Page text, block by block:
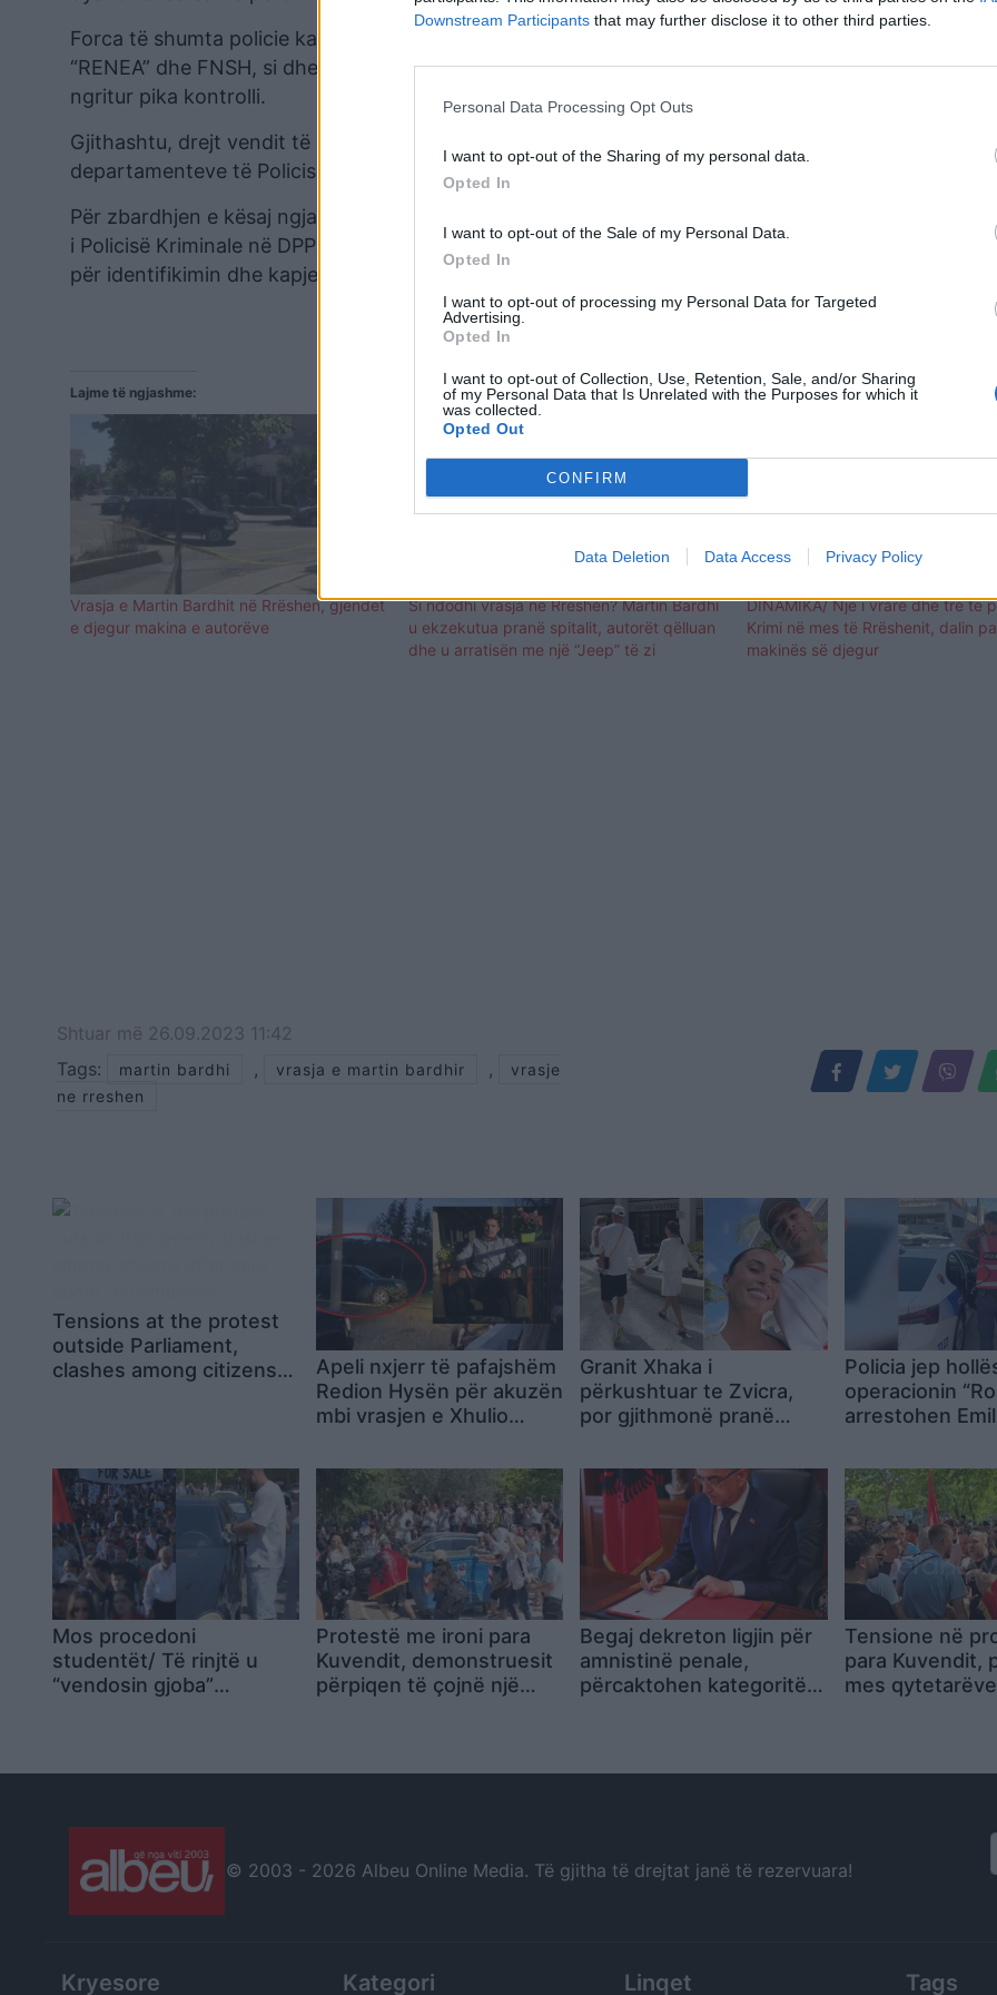
Downstream Participants that may further disclose it to other third parties.
Personal Data Processing Opt Outs
I want to opt-out of the Sharing of my personal data.
Opted In
I want to opt-out of the Sale of my Personal Data.
Opted In
I want to opt-out of processing my Personal Data for Targeted
Advertising.
Opted In
I want to opt-out of Collection, Use, Retention, Sale, and/or Sharing
of my Personal Data that Is Unrelated with the Purposes for which it
was collected.
Opted Out
CONFIRM
Data Deletion Data Access Privacy Policy
Forca të shumta policie kanë rrethuar zonën dhe në ndihmë të Policisë lokale, janë nisur Forcat
“RENEA” dhe FNSH, si dhe në Rrugën e Kombit, në drejtim të Kukësit, të Laçit, Lezhës dhe Dibrës,
ngritur pika kontrolli.
Gjithashtu, drejt vendit të ngjarjes janë nisur Zv/drejtori i Përgjithshëm i Policisë së Shtetit dhe
departamenteve të Policisë Kriminale, si dhe të Rendit dhe Sigurisë Publike.
Për zbardhjen e kësaj ngjarjeje është ngritur një grup i posaçëm hetimor, me specialistë nga
i Policisë Kriminale në DPPSH dhe nga Policia vendore, dhe në drejtimin e prokurorit, vijon puna
për identifikimin dhe kapjen e autorëve./albeu.com
Lajme të ngjashme:
Vrasja e Martin Bardhit në Rrëshen, gjendet
e djegur makina e autorëve
Si ndodhi vrasja në Rrëshen? Martin Bardhi
u ekzekutua pranë spitalit, autorët qëlluan
dhe u arratisën me një “Jeep” të zi
DINAMIKA/ Një i vrarë dhe tre të
Krimi në mes të Rrëshenit, dalin
makinës së djegur
Shtuar më 26.09.2023 11:42
Tags:
martin bardhi , vrasja e martin bardhir ,
vrasje
ne rreshen
Tensions at the protest
outside Parliament,
clashes among citizens
Apeli nxjerr të pafajshëm
Redion Hysën për akuzën
mbi vrasjen e Xhulio
Granit Xhaka i
përkushtuar te Zvicra,
por gjithmonë pranë
kanë rëndësi
Policia jep
operacionin
arrestohen
Mos procedoni
studentët/ Të rinjtë u
“vendosin gjoba”
Protestë me ironi para
Kuvendit, demonstruesit
përpiqen të çojnë një
Begaj dekreton ligjin për
amnistinë penale,
përcaktohen kategoritë
Tensione në
para Kuvendit,
mes
© 2003 - 2026 Albeu Online Media. Të gjitha të drejtat janë të rezervuara!
Kryesore Kategori Linqet Tags